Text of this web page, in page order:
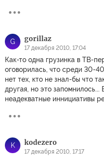
G gorillaz
17 декабря 2010, 17:04
Как-то одна грузинка в ТВ-
оговорилась, что среди 30-
нет тех, кто не знал-бы что
другая, но это
неадекватные иннициативы
K kodezero
17 декабря 2010, 17:17